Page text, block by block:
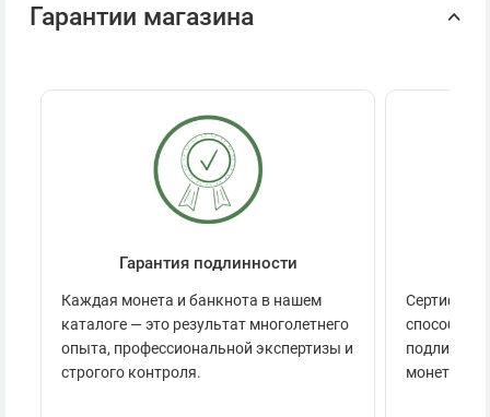
Гарантии магазина
Гарантия подлинности
Каждая монета и банкнота в нашем
каталоге — это результат многолетнего
опыта, профессиональной экспертизы и
строгого контроля.
способов
монеты.